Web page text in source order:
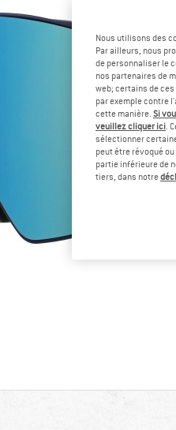
Nous utilisons des
Par ailleurs, nous
de personnaliser le
nos partenaires de
web; certains de
par exemple contre
cette manière. Si
veuillez cliquer ici.
sélectionner
peut être révoqué
partie inférieure de
tiers, dans notre